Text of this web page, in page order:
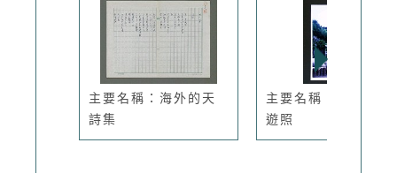
主要名稱：海外的天
詩集
主要名稱：林宗源旅
遊照